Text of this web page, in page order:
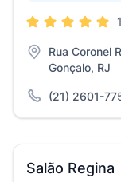
Rua Coronel
Gonçalo, RJ
(21) 2601-
Salão Regina